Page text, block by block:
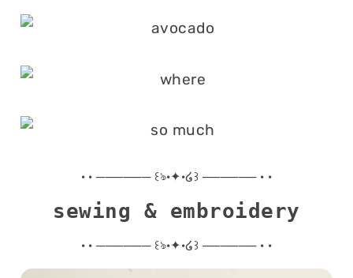
· · ────── ꒰ঌ·✦·໒꒱ ────── · ·
sewing & embroidery
· · ────── ꒰ঌ·✦·໒꒱ ────── · ·